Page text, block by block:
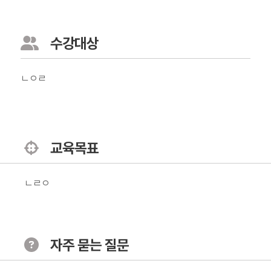
수강대상
ㄴㅇㄹ
교육목표
ㄴㄹㅇ
자주 묻는 질문